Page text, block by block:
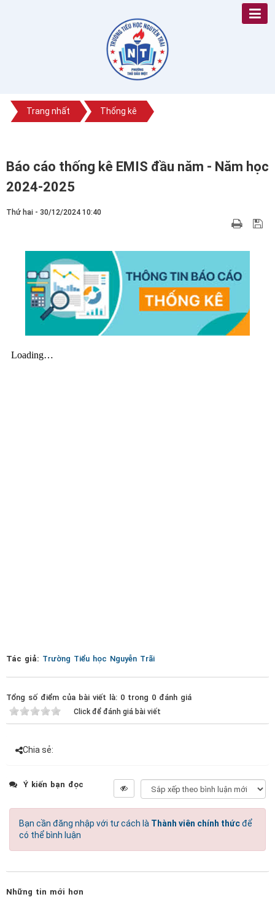
Trang nhất Thống kê
Báo cáo thống kê EMIS đầu năm - Năm học
2024-2025
Thứ hai - 30/12/2024 10:40
Tác giả: Trường Tiểu học Nguyễn Trãi
Tổng số điểm của bài viết là: 0 trong 0 đánh giá
Click để đánh giá bài viết
Chia sẻ:
Ý kiến bạn đọc
Bạn cần đăng nhập với tư cách là Thành viên chính thứcđể
có thể bình luận
Những tin mới hơn